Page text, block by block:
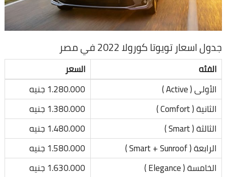
جدول اسعار تويوتا كورولا 2022 في مصر
الفئه
السعر
الأولى ( Active )
1.280.000 جنيه
الثانية ( Comfort )
1.380.000 جنيه
الثالثة ( Smart )
1.480.000 جنيه
الرابعة ( Smart + Sunroof )
1.580.000 جنيه
الخامسة ( Elegance )
1.630.000 جنيه